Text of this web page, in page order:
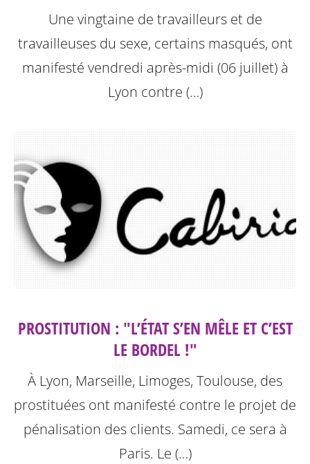
Une vingtaine de travailleurs et de
travailleuses du sexe, certains masqués, ont
manifesté vendredi après-midi (06 juillet) à
Lyon contre (…)
PROSTITUTION : "L’ÉTAT S’EN MÊLE ET C’EST
LE BORDEL !"
À Lyon, Marseille, Limoges, Toulouse, des
prostituées ont manifesté contre le projet de
pénalisation des clients. Samedi, ce sera à
Paris. Le (…)